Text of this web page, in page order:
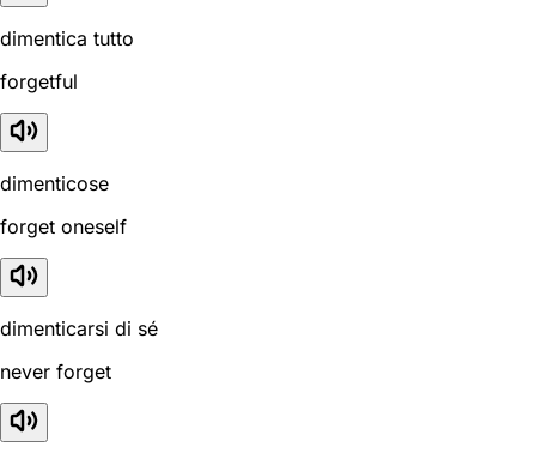
dimentica tutto
forgetful
dimenticose
forget oneself
dimenticarsi di sé
never forget